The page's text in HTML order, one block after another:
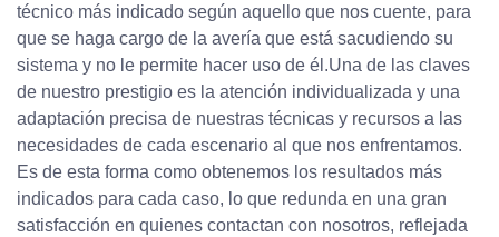
técnico más indicado según aquello que nos cuente, para
que se haga cargo de la avería que está sacudiendo su
sistema y no le permite hacer uso de él.Una de las claves
de nuestro prestigio es la atención individualizada y una
adaptación precisa de nuestras técnicas y recursos a las
necesidades de cada escenario al que nos enfrentamos.
Es de esta forma como obtenemos los resultados más
indicados para cada caso, lo que redunda en una gran
satisfacción en quienes contactan con nosotros, reflejada